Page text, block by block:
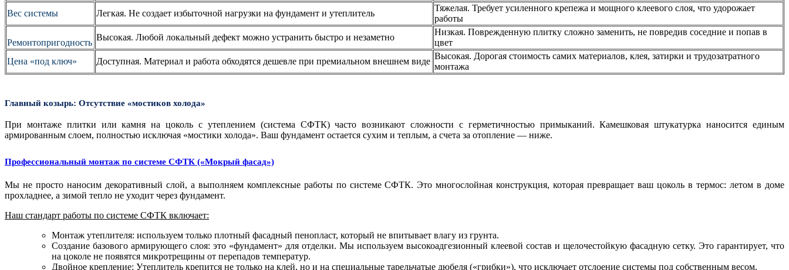
Вес системы
Легкая. Не создает избыточной нагрузки на фундамент и утеплитель
Тяжелая. Требует усиленного крепежа и мощного клеевого слоя, что удорожает
работы
Ремонтопригодность
Высокая. Любой локальный дефект можно устранить быстро и незаметно
Низкая. Поврежденную плитку сложно заменить, не повредив соседние и попав в
цвет
Цена «под ключ»
Доступная. Материал и работа обходятся дешевле при премиальном внешнем виде
Высокая. Дорогая стоимость самих материалов, клея, затирки и трудозатратного
монтажа
Главный козырь: Отсутствие «мостиков холода»
При монтаже плитки или камня на цоколь с утеплением (система СФТК) часто возникают сложности с герметичностью примыканий. Камешковая штукатурка наносится единым
армированным слоем, полностью исключая «мостики холода». Ваш фундамент остается сухим и теплым, а счета за отопление — ниже.
Профессиональный монтаж по системе СФТК («Мокрый фасад»)
Мы не просто наносим декоративный слой, а выполняем комплексные работы по системе СФТК. Это многослойная конструкция, которая превращает ваш цоколь в термос: летом в доме
прохладнее, а зимой тепло не уходит через фундамент.
Наш стандарт работы по системе СФТК включает:
Монтаж утеплителя: используем только плотный фасадный пенопласт, который не впитывает влагу из грунта.
Создание базового армирующего слоя: это «фундамент» для отделки. Мы используем высокоадгезионный клеевой состав и щелочестойкую фасадную сетку. Это гарантирует, что
на цоколе не появятся микротрещины от перепадов температур.
Двойное крепление: Утеплитель крепится не только на клей, но и на специальные тарельчатые дюбеля («грибки»), что исключает отслоение системы под собственным весом.